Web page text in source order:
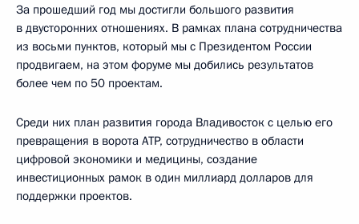
За прошедший год мы достигли большого развития
в двусторонних отношениях. В рамках плана сотрудничества
из восьми пунктов, который мы с Президентом России
продвигаем, на этом форуме мы добились результатов
более чем по 50 проектам.
Среди них план развития города Владивосток с целью его
превращения в ворота АТР, сотрудничество в области
цифровой экономики и медицины, создание
инвестиционных рамок в один миллиард долларов для
поддержки проектов.